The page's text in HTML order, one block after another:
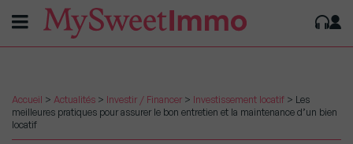
Accueil > Actualités > Investir / Financer > Investissement locatif > Les
meilleures pratiques pour assurer le bon entretien et la maintenance d’un bien
locatif